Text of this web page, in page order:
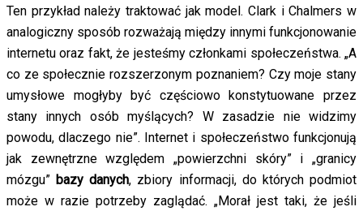
Ten przykład należy traktować jak model. Clark i Chalmers w
analogiczny sposób rozważają między innymi funkcjonowanie
internetu oraz fakt, że jesteśmy członkami społeczeństwa. „A
co ze społecznie rozszerzonym poznaniem? Czy moje stany
umysłowe mogłyby być częściowo konstytuowane przez
stany innych osób myślących? W zasadzie nie widzimy
powodu, dlaczego nie”. Internet i społeczeństwo funkcjonują
jak zewnętrzne względem „powierzchni skóry” i „granicy
mózgu”bazy danych, zbiory informacji, do których podmiot
może w razie potrzeby zaglądać. „Morał jest taki, że jeśli